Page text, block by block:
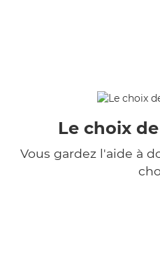
Le choix
Vous gardez l'aide à